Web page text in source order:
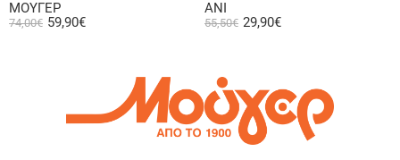
ΜΟΥΓΕΡ
74,00€ 59,90€
ANI
55,50€ 29,90€